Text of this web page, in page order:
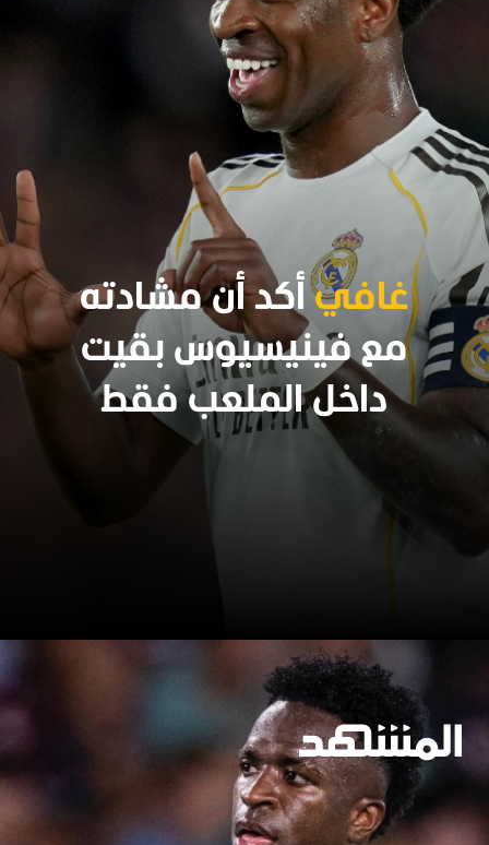
غافي أكد أن مشادته
مع فينيسيوس بقيت
داخل الملعب فقط